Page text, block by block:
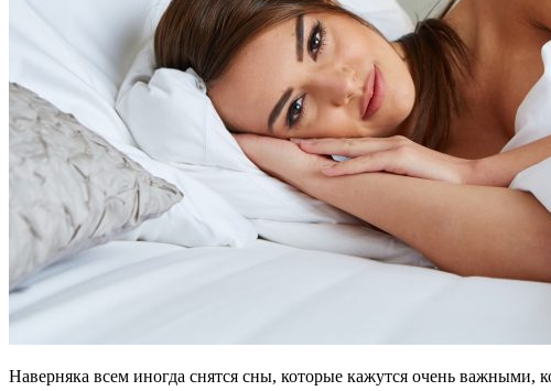
Наверняка всем иногда снятся сны, которые кажутся очень важными,